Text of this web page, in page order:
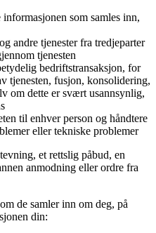
som samles inn,
andre tjenester fra tredjeparter
tjenesten
bedriftstransaksjon, for
tjenesten, fusjon, konsolidering,
om dette er svært usannsynlig,
til enhver person og håndtere
eller tekniske problemer
et rettslig påbud, en
anmodning eller ordre fra
de samler inn om deg, på
din: